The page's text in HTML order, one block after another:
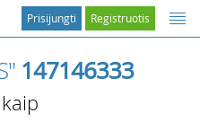
Registruotis
Prisijungti
147146333